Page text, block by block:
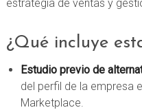
estrategia de ventas y
¿Qué incluye
Estudio previo de
del perfil de la empresa
Marketplace.